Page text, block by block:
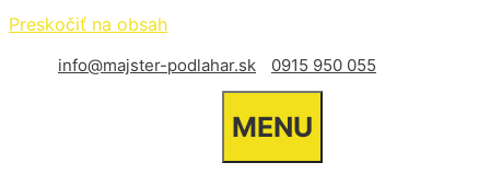
Preskočiť na obsah
info@majster-podlahar.sk 0915 950 055
MENU